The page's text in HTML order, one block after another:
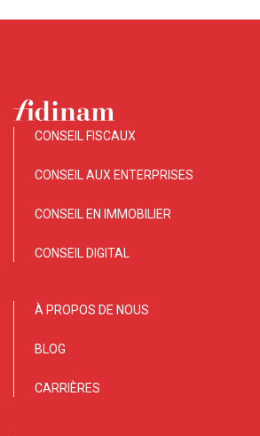
CONSEIL FISCAUX
CONSEIL AUX ENTERPRISES
CONSEIL EN IMMOBILIER
CONSEIL DIGITAL
À PROPOS DE NOUS
BLOG
CARRIÈRES